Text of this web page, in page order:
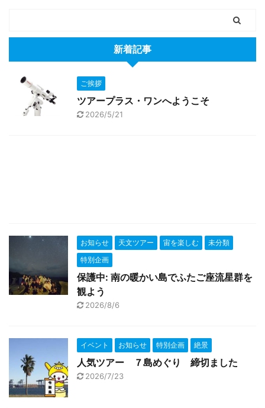
新着記事
ご挨拶
ツアープラス・ワンへようこそ
2026/5/21
お知らせ 天文ツアー 宙を楽しむ
未分類
特別企画
保護中: 南の暖かい島でふたご座流星群を
観よう
2026/8/6
イベント お知らせ 特別企画 絶景
人気ツアー ７島めぐり 締切ました
2026/7/23